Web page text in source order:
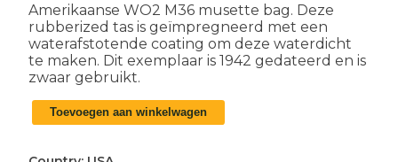
Amerikaanse WO2 M36 musette bag. Deze
rubberized tas is geïmpregneerd met een
waterafstotende coating om deze waterdicht
te maken. Dit exemplaar is 1942 gedateerd en is
zwaar gebruikt.
Amerikaanse
WO2
musette
Toevoegen aan winkelwagen